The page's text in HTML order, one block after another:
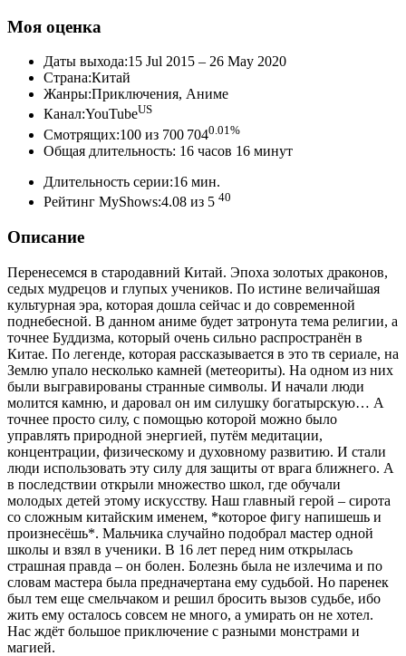
Моя оценка
Даты выхода:15 Jul 2015 – 26 May 2020
Страна:Китай
Жанры:Приключения, Аниме
Канал:YouTubeUS
Смотрящих:100 из 700 7040.01%
Общая длительность: 16 часов 16 минут
Длительность серии:16 мин.
Рейтинг MyShows:4.08 из 5 40
Описание
Перенесемся в стародавний Китай. Эпоха золотых драконов,
седых мудрецов и глупых учеников. По истине величайшая
культурная эра, которая дошла сейчас и до современной
поднебесной. В данном аниме будет затронута тема религии, а
точнее Буддизма, который очень сильно распространён в
Китае. По легенде, которая рассказывается в это тв сериале, на
Землю упало несколько камней (метеориты). На одном из них
были выгравированы странные символы. И начали люди
молится камню, и даровал он им силушку богатырскую… А
точнее просто силу, с помощью которой можно было
управлять природной энергией, путём медитации,
концентрации, физическому и духовному развитию. И стали
люди использовать эту силу для защиты от врага ближнего. А
в последствии открыли множество школ, где обучали
молодых детей этому искусству. Наш главный герой – сирота
со сложным китайским именем, *которое фигу напишешь и
произнесёшь*. Мальчика случайно подобрал мастер одной
школы и взял в ученики. В 16 лет перед ним открылась
страшная правда – он болен. Болезнь была не излечима и по
словам мастера была предначертана ему судьбой. Но паренек
был тем еще смельчаком и решил бросить вызов судьбе, ибо
жить ему осталось совсем не много, а умирать он не хотел.
Нас ждёт большое приключение с разными монстрами и
магией.